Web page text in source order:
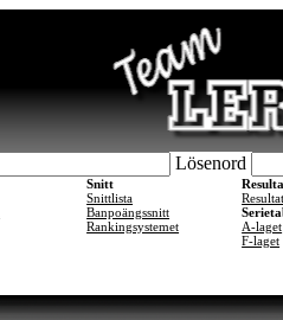
Lösenord
Snitt
Snittlista
Banpoängssnitt
Rankingsystemet
A-laget
F-laget